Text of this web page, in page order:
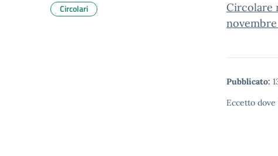
Circolare
Pubblicato:
Eccetto
Circolari